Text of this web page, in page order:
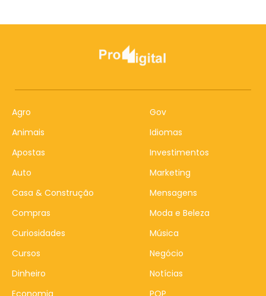
Agro
Animais
Apostas
Auto
Casa & Construção
Compras
Curiosidades
Cursos
Dinheiro
Economia
Gov
Idiomas
Investimentos
Marketing
Mensagens
Moda e Beleza
Música
Negócio
Notícias
POP